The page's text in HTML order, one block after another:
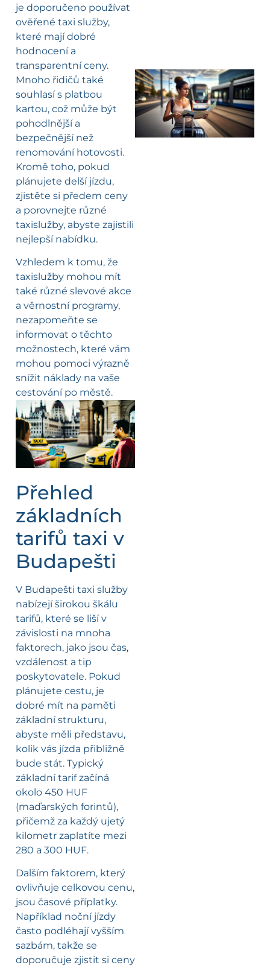
je doporučeno používat
ověřené taxi služby,
které mají dobré
hodnocení a
transparentní ceny.
Mnoho řidičů také
souhlasí s platbou
kartou, což může být
pohodlnější a
bezpečnější než
renomování hotovosti.
Kromě toho, pokud
plánujete delší jízdu,
zjistěte si předem ceny
a porovnejte různé
taxislužby, abyste zajistili
nejlepší nabídku.
Vzhledem k tomu, že
taxislužby mohou mít
také různé slevové akce
a věrnostní programy,
nezapomeňte se
informovat o těchto
možnostech, které vám
mohou pomoci výrazně
snížit náklady na vaše
cestování po městě.
Přehled
základních
tarifů taxi v
Budapešti
V Budapešti taxi služby
nabízejí širokou škálu
tarifů, které se liší v
závislosti na mnoha
faktorech, jako jsou čas,
vzdálenost a tip
poskytovatele. Pokud
plánujete cestu, je
dobré mít na paměti
základní strukturu,
abyste měli představu,
kolik vás jízda přibližně
bude stát. Typický
základní tarif začíná
okolo 450 HUF
(maďarských forintů),
přičemž za každý ujetý
kilometr zaplatíte mezi
280 a 300 HUF.
Dalším faktorem, který
ovlivňuje celkovou cenu,
jsou časové příplatky.
Například noční jízdy
často podléhají vyšším
sazbám, takže se
doporučuje zjistit si ceny